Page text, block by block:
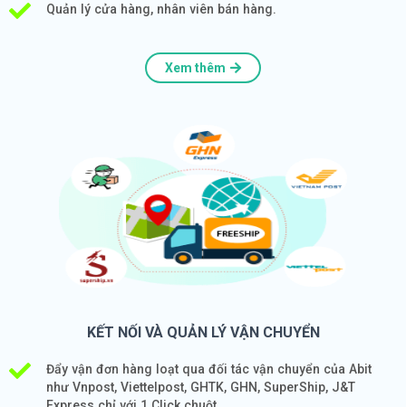
Quản lý cửa hàng, nhân viên bán hàng.
Xem thêm
KẾT NỐI VÀ QUẢN LÝ VẬN CHUYỂN
Đẩy vận đơn hàng loạt qua đối tác vận chuyển của Abit
như Vnpost, Viettelpost, GHTK, GHN, SuperShip, J&T